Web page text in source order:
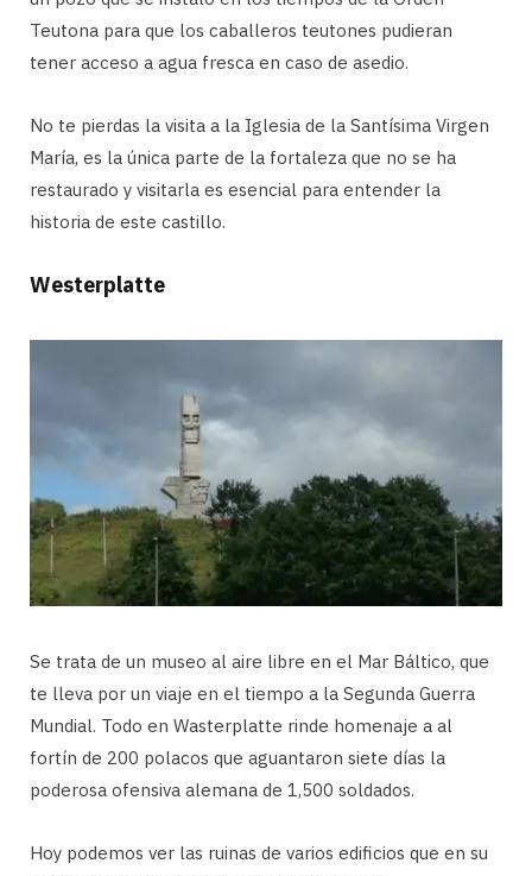
Teutona para que los caballeros teutones pudieran
tener acceso a agua fresca en caso de asedio.
No te pierdas la visita a la Iglesia de la Santísima Virgen
María, es la única parte de la fortaleza que no se ha
restaurado y visitarla es esencial para entender la
historia de este castillo.
Westerplatte
Se trata de un museo al aire libre en el Mar Báltico, que
te lleva por un viaje en el tiempo a la Segunda Guerra
Mundial. Todo en Wasterplatte rinde homenaje a al
fortín de 200 polacos que aguantaron siete días la
poderosa ofensiva alemana de 1,500 soldados.
Hoy podemos ver las ruinas de varios edificios que en su